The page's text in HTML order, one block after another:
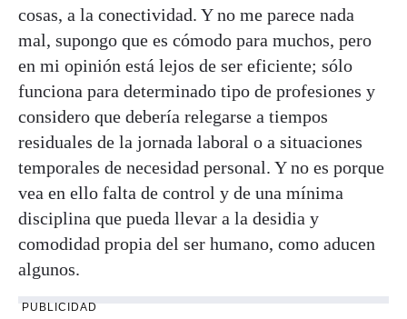
cosas, a la conectividad. Y no me parece nada
mal, supongo que es cómodo para muchos, pero
en mi opinión está lejos de ser eficiente; sólo
funciona para determinado tipo de profesiones y
considero que debería relegarse a tiempos
residuales de la jornada laboral o a situaciones
temporales de necesidad personal. Y no es porque
vea en ello falta de control y de una mínima
disciplina que pueda llevar a la desidia y
comodidad propia del ser humano, como aducen
algunos.
PUBLICIDAD